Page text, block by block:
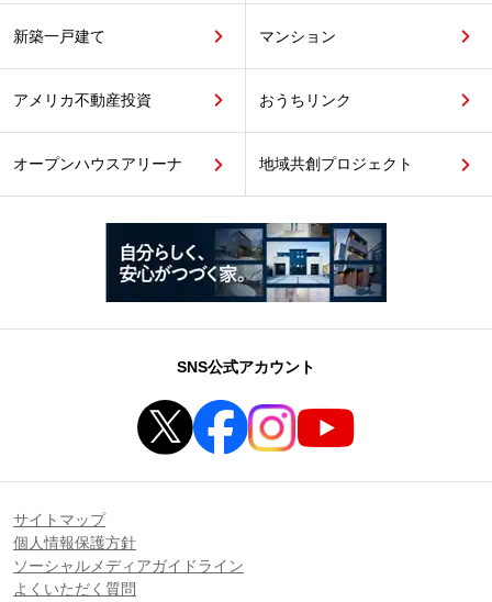
新築一戸建て マンション
アメリカ不動産投資 おうちリンク
オープンハウスアリーナ 地域共創プロジェクト
SNS公式アカウント
サイトマップ
個人情報保護方針
ソーシャルメディアガイドライン
よくいただく質問